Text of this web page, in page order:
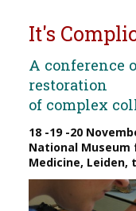
It's
A conference
restoration
of complex
18 -19 -20
National Museum
Medicine, Leiden,